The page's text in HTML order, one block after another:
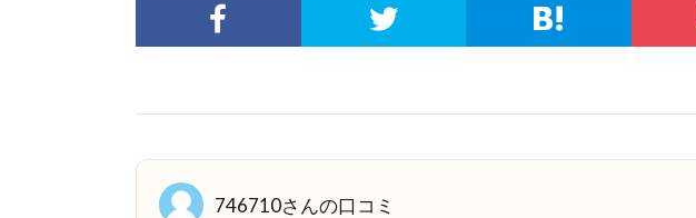
746710さんの口コミ